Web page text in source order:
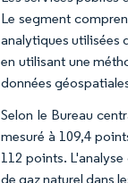
Le segment
analytiques utilisées
en utilisant une
données
Selon le Bureau
mesuré à 109,4
112 points.
de gaz naturel dans